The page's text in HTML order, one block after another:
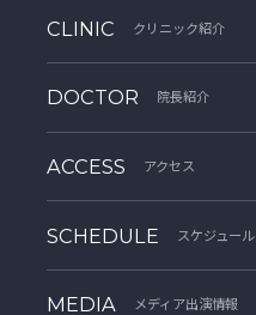
CLINIC クリニック紹介
DOCTOR 院長紹介
ACCESS アクセス
SCHEDULE スケジュール
MEDIA メディア出演情報